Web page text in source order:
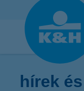
hírek